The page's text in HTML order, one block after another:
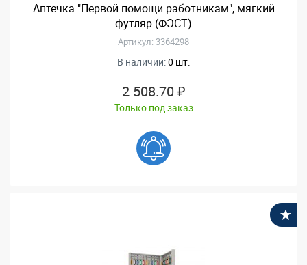
Аптечка "Первой помощи работникам", мягкий
футляр (ФЭСТ)
Артикул: 3364298
В наличии:0 шт.
2 508.70 ₽
Только под заказ